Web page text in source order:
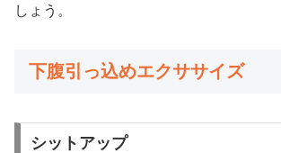
しょう。
下腹引っ込めエクササイズ
シットアップ